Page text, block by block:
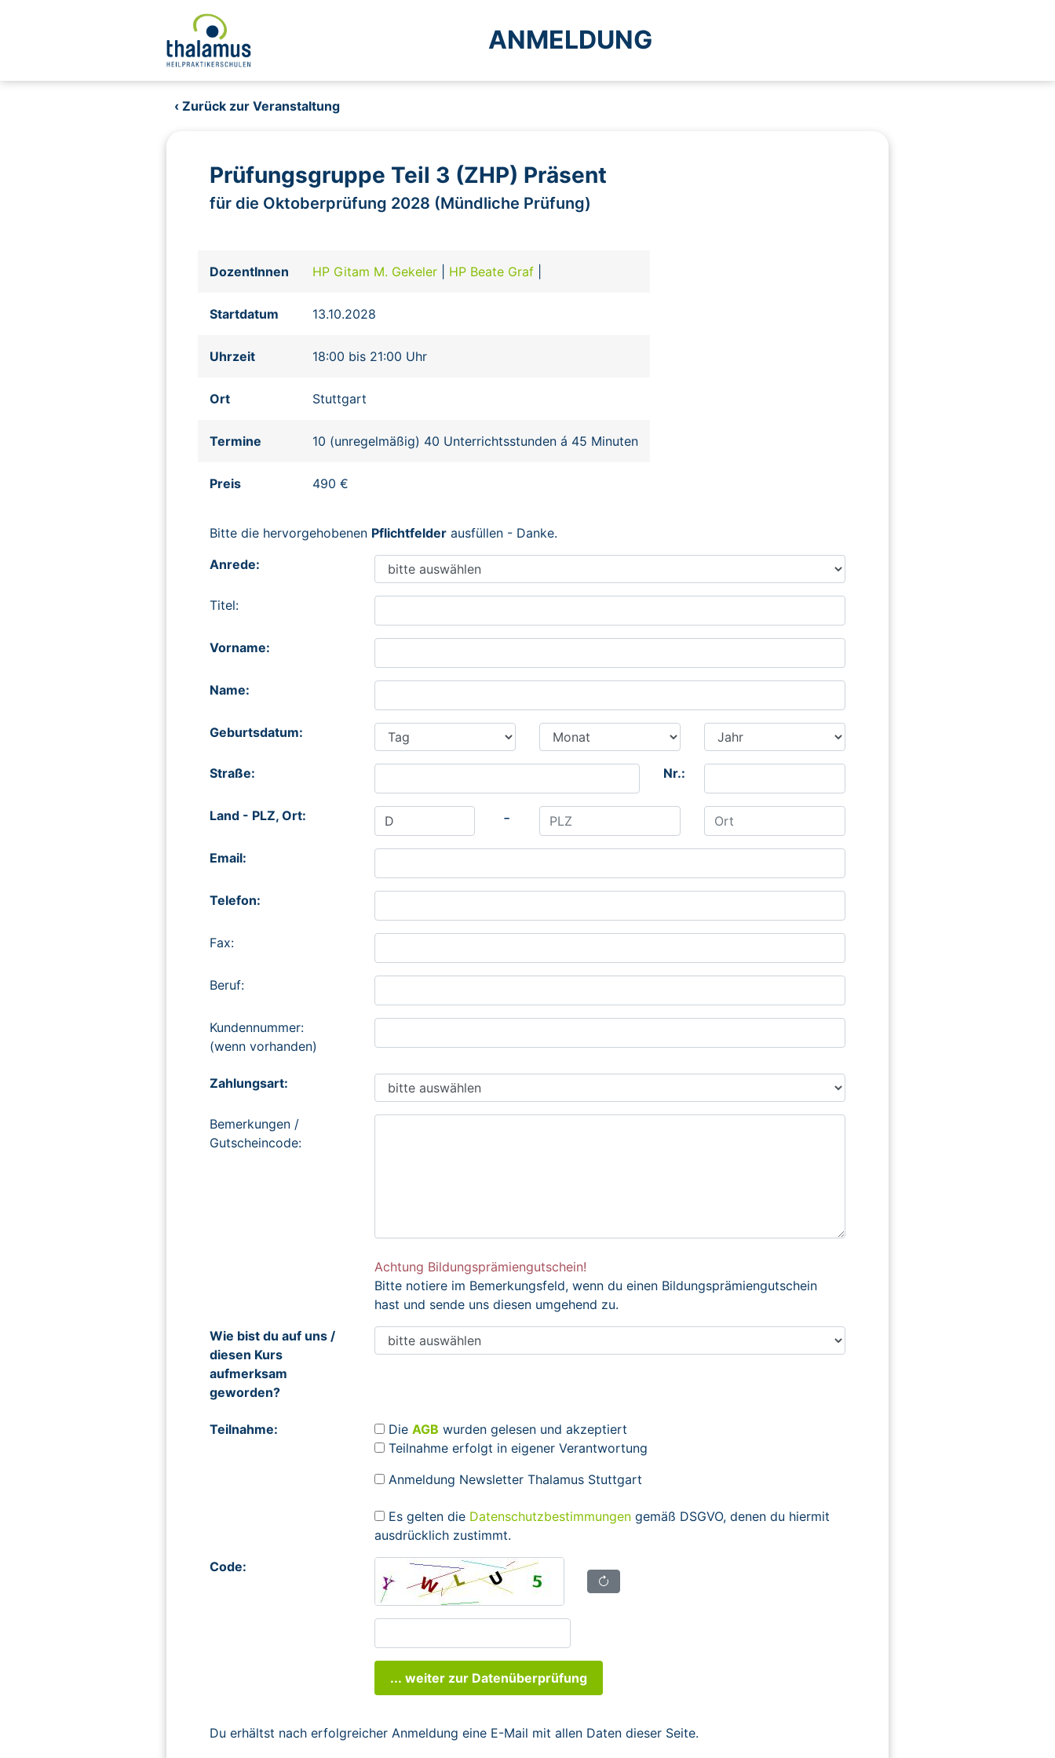
ANMELDUNG
‹ Zurück zur Veranstaltung
Prüfungsgruppe Teil 3 (ZHP) Präsent
für die Oktoberprüfung 2028 (Mündliche Prüfung)
DozentInnen HP Gitam M. Gekeler HP Beate Graf
Startdatum 13.10.2028
Uhrzeit 18:00 bis 21:00 Uhr
Ort Stuttgart
Termine 10 (unregelmäßig) 40 Unterrichtsstunden á 45 Minuten
Preis 490 €
Bitte die hervorgehobenen Pflichtfelder ausfüllen - Danke.
Anrede:
Titel:
Vorname:
Name:
Geburtsdatum:
Straße: Nr.:
Land - PLZ, Ort: -
Email:
Telefon:
Fax:
Beruf:
Kundennummer:
(wenn vorhanden)
Zahlungsart:
Bemerkungen /
Gutscheincode:
Achtung Bildungsprämiengutschein!
Bitte notiere im Bemerkungsfeld, wenn du einen Bildungsprämiengutschein
hast und sende uns diesen umgehend zu.
Wie bist du auf uns /
diesen Kurs
aufmerksam
geworden?
Teilnahme: Die AGB wurden gelesen und akzeptiert
Teilnahme erfolgt in eigener Verantwortung
Anmeldung Newsletter Thalamus Stuttgart
Es gelten die Datenschutzbestimmungen gemäß DSGVO, denen du hiermit
ausdrücklich zustimmt.
Code:
... weiter zur Datenüberprüfung
Du erhältst nach erfolgreicher Anmeldung eine E-Mail mit allen Daten dieser Seite.